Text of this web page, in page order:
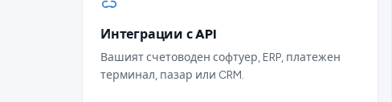
Интеграции с API
Вашият счетоводен софтуер, ERP, платежен
терминал, пазар или CRM.